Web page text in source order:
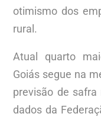
otimismo dos
rural.
Atual quarto
Goiás segue na
previsão de safra
dados da